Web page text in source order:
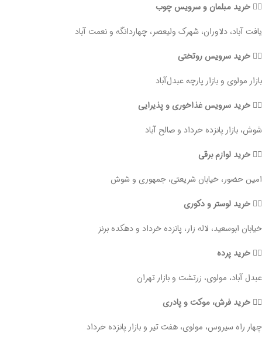
👈🏻 خرید مبلمان و سرویس چوب
یافت آباد، دلاوران، شهرک ولیعصر، چهاردانگه و نعمت آباد
👈🏻 خرید سرویس روتختی
بازار مولوی و بازار پارچه عبدل‌آباد
👈🏻 خرید سرویس غذاخوری و پذیرایی
شوش، بازار پانزده خرداد و صالح آباد
👈🏻 خرید لوازم برقی
امین حضور، خیابان شریعتی، جمهوری و شوش
👈🏻 خرید لوستر و دکوری
خیابان ابوسعید، لاله زار، پانزده خرداد و دهکده برنز
👈🏻 خرید پرده
عبدل آباد، مولوی، زرتشت و بازار تهران
👈🏻 خرید فرش، موکت و پادری
چهار راه سیروس، مولوی، هفت تیر و بازار پانزده خرداد